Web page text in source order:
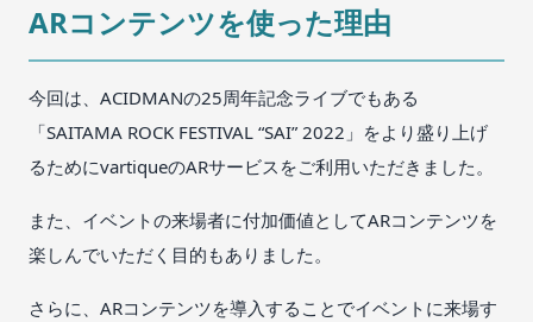
ARコンテンツを使った理由
今回は、ACIDMANの25周年記念ライブでもある
「SAITAMA ROCK FESTIVAL “SAI” 2022」をより盛り上げ
るためにvartiqueのARサービスをご利用いただきました。
また、イベントの来場者に付加価値としてARコンテンツを
楽しんでいただく目的もありました。
さらに、ARコンテンツを導入することでイベントに来場す